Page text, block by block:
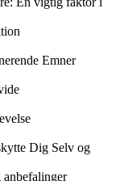
Emner
Dig Selv og